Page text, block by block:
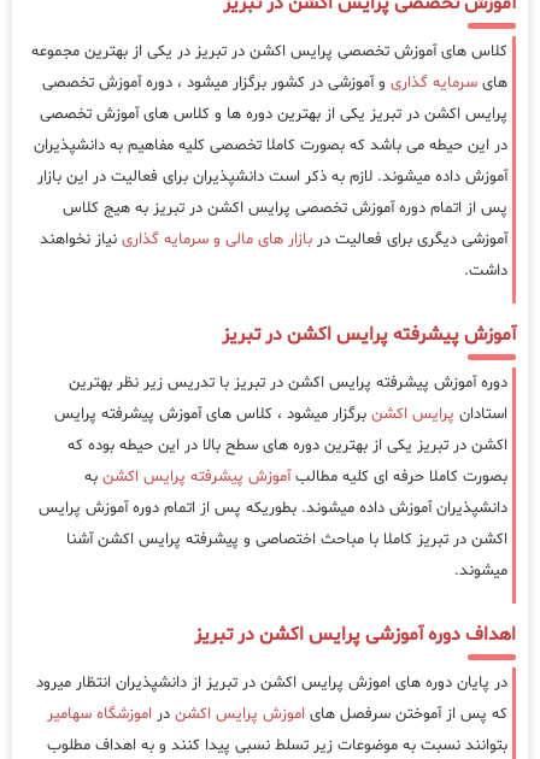
کلاس های آموزش تخصصی پرایس اکشن در تبریز در یکی از بهترین مجموعه
های سرمایه گذاری و آموزشی در کشور برگزار میشود ، دوره آموزش تخصصی
پرایس اکشن در تبریز یکی از بهترین دوره ها و کلاس های آموزش تخصصی
در این حیطه می باشد که بصورت کاملا تخصصی کلیه مفاهیم به دانشپذیران
آموزش داده میشوند. لازم به ذکر است دانشپذیران برای فعالیت در این بازار
پس از اتمام دوره آموزش تخصصی پرایس اکشن در تبریز به هیج کلاس
آموزشی دیگری برای فعالیت در بازار های مالی و سرمایه گذاری نیاز نخواهند
داشت.
آموزش پیشرفته پرایس اکشن در تبریز
دوره آموزش پیشرفته پرایس اکشن در تبریز با تدریس زیر نظر بهترین
استادان پرایس اکشن برگزار میشود ، کلاس های آموزش پیشرفته پرایس
اکشن در تبریز یکی از بهترین دوره های سطح بالا در این حیطه بوده که
بصورت کاملا حرفه ای کلیه مطالبآموزش پیشرفته پرایس اکشن به
دانشپذیران آموزش داده میشوند. بطوریکه پس از اتمام دوره آموزش پرایس
اکشن در تبریز کاملا با مباحث اختصاصی و پیشرفته پرایس اکشن آشنا
میشوند.
اهداف دوره آموزشی پرایس اکشن در تبریز
در پایان دوره های اموزش پرایس اکشن در تبریز از دانشپذیران انتظار میرود
که پس از آموختن سرفصل های اموزش پرایس اکشن در اموزشگاه سهامیر
بتوانند نسبت به موضوعات زیر تسلط نسبی پیدا کنند و به اهداف مطلوب